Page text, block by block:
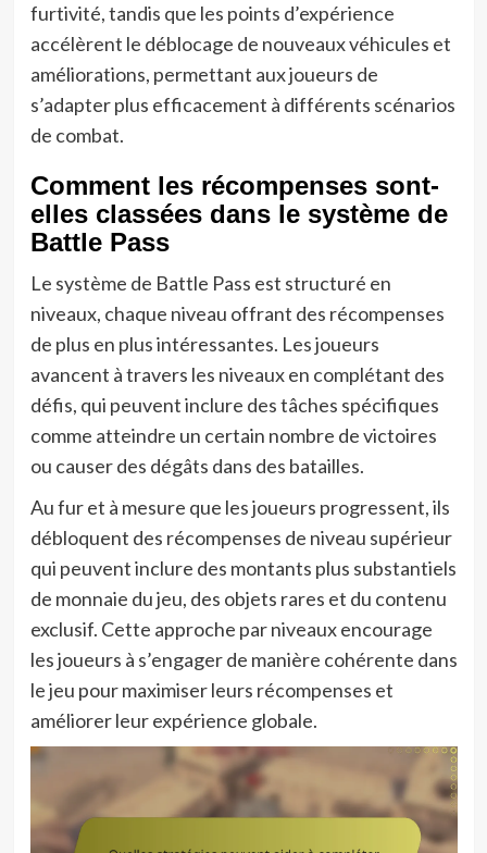
furtivité, tandis que les points d’expérience
accélèrent le déblocage de nouveaux véhicules et
améliorations, permettant aux joueurs de
s’adapter plus efficacement à différents scénarios
de combat.
Comment les récompenses sont-
elles classées dans le système de
Battle Pass
Le système de Battle Pass est structuré en
niveaux, chaque niveau offrant des récompenses
de plus en plus intéressantes. Les joueurs
avancent à travers les niveaux en complétant des
défis, qui peuvent inclure des tâches spécifiques
comme atteindre un certain nombre de victoires
ou causer des dégâts dans des batailles.
Au fur et à mesure que les joueurs progressent, ils
débloquent des récompenses de niveau supérieur
qui peuvent inclure des montants plus substantiels
de monnaie du jeu, des objets rares et du contenu
exclusif. Cette approche par niveaux encourage
les joueurs à s’engager de manière cohérente dans
le jeu pour maximiser leurs récompenses et
améliorer leur expérience globale.